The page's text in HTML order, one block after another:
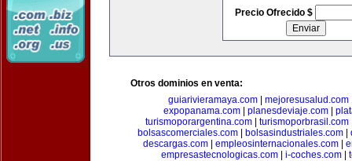
Precio Ofrecido $
Otros dominios en venta:
guiarivieramaya.com
mejoresusalud.com
expopanama.com| planesdeviaje.com|
turismoporargentina.com| turismoporbrasil.com
bolsascomerciales.com
bolsasindustriales.com
descargas.com
empleosinternacionales.com
empresastecnologicas.com
i-coches.com